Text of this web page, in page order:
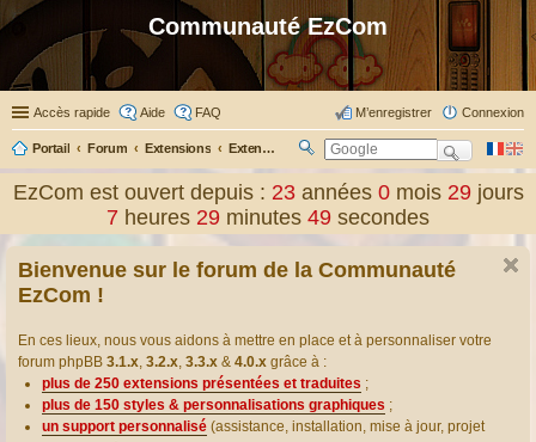
Communauté EzCom
Accès rapide Aide FAQ Connexion
M’enregistrer
Portail Forum Extensions Extensions présentées & traduites
ch
er
EzCom est ouvert depuis : 23 années0 mois29 jours
7 heures 29 minutes 50 secondes
Bienvenue sur le forum de la Communauté
EzCom !
En ces lieux, nous vous aidons à mettre en place et à personnaliser votre
forum phpBB 3.1.x, 3.2.x, 3.3.x & 4.0.x grâce à :
plus de 250 extensions présentées et traduites ;
plus de 150 styles & personnalisations graphiques ;
un support personnalisé (assistance, installation, mise à jour, projet